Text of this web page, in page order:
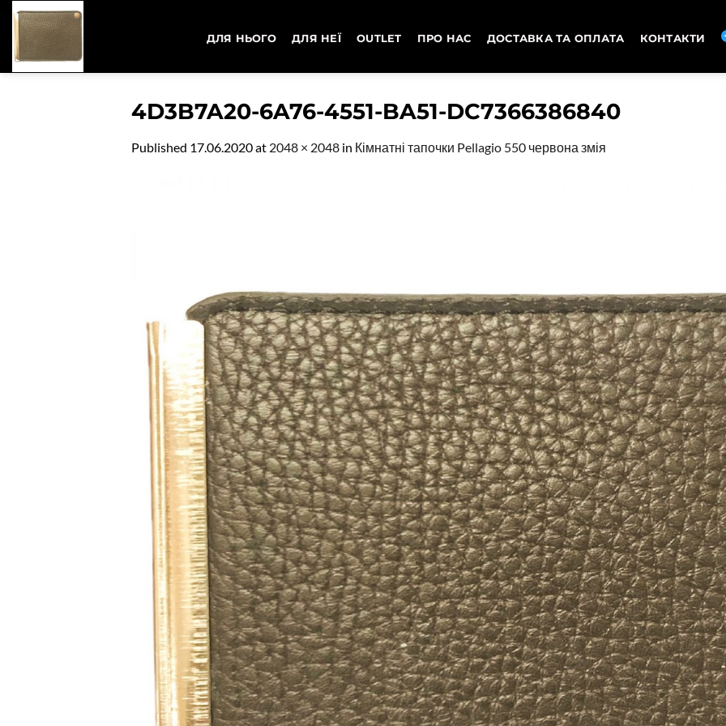
Skip
content
ДЛЯ НЬОГО ДЛЯ НЕЇ OUTLET ПРО НАС ДОСТАВКА ТА ОПЛАТА КОНТАКТИ
4D3B7A20-6A76-4551-BA51-DC7366386840
Published 17.06.2020at 2048 × 2048 in Кімнатні тапочки Pellagio 550 червона змія